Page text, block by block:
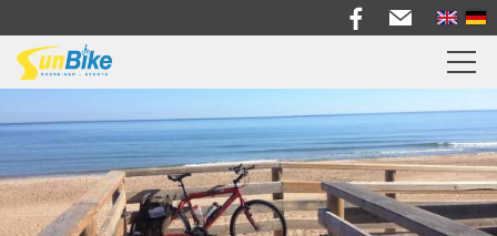
Sunbike Radreisen
Reiseberichte
Informationen